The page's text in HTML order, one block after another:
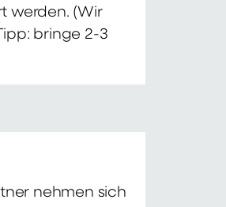
werden. (Wir
bringe 2-3
nehmen sich